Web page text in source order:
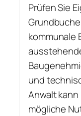
Prüfen Sie
kommunale
und
Anwalt
mögliche